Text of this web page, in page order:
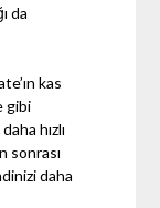
da
kas
gibi
hızlı
sonrası
daha